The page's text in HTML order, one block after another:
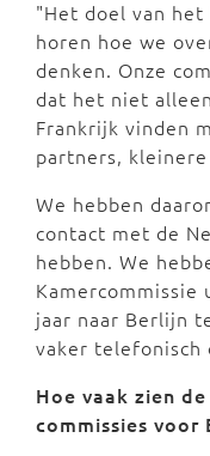
"Het doel van het
horen hoe we
denken. Onze
dat het niet
Frankrijk vinden
partners,
We hebben
contact met de
hebben. We
jaar naar Berlijn
vaker telefonisch
Hoe vaak zien
commissies voor